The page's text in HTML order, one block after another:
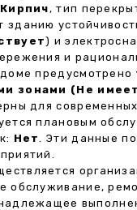
Кирпич, тип
зданию
) и
и
предусмотрено
зонами (Не
для
плановым
Нет. Эти данные
обслуживание,